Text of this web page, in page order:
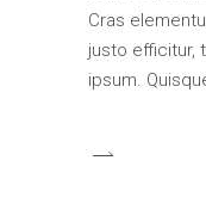
Cras
justo efficitur,
ipsum.